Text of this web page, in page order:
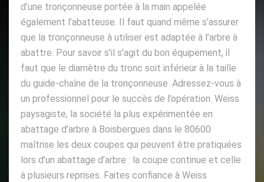
d’une tronçonneuse portée à la main appelée
également l’abatteuse. Il faut quand même s’assurer
que la tronçonneuse à utiliser est adaptée à l’arbre à
abattre. Pour savoir s’il s’agit du bon équipement, il
faut que le diamètre du tronc soit inférieur à la taille
du guide-chaîne de la tronçonneuse. Adressez-vous à
un professionnel pour le succès de l’opération. Weiss
paysagiste, la société la plus expérimentée en
abattage d’arbre à Boisbergues dans le 80600
maîtrise les deux coupes qui peuvent être pratiquées
lors d’un abattage d’arbre : la coupe continue et celle
à plusieurs reprises. Faites confiance à Weiss